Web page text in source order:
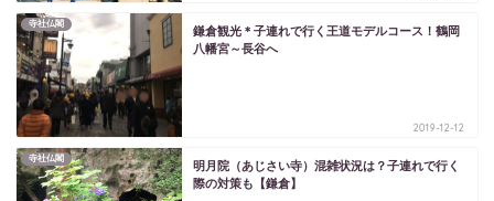
寺社仏閣
鎌倉観光＊子連れで行く王道モデルコース！鶴岡
八幡宮～長谷へ
2019-12-12
寺社仏閣
明月院（あじさい寺）混雑状況は？子連れで行く
際の対策も【鎌倉】